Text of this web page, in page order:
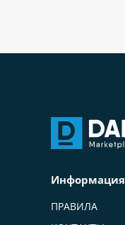
Информация
ПРАВИЛА